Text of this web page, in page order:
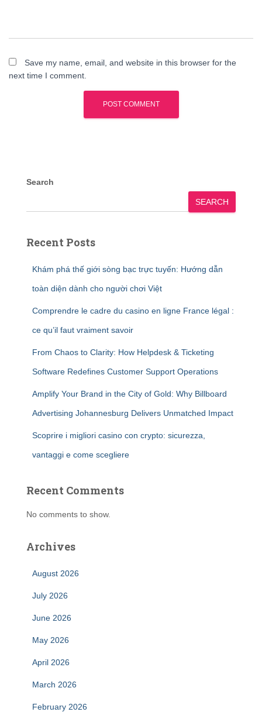
Save my name, email, and website in this browser for the
next time I comment.
Search
SEARCH
Recent Posts
Khám phá thế giới sòng bạc trực tuyến: Hướng dẫn
toàn diện dành cho người chơi Việt
Comprendre le cadre du casino en ligne France légal :
ce qu’il faut vraiment savoir
From Chaos to Clarity: How Helpdesk & Ticketing
Software Redefines Customer Support Operations
Amplify Your Brand in the City of Gold: Why Billboard
Advertising Johannesburg Delivers Unmatched Impact
Scoprire i migliori casino con crypto: sicurezza,
vantaggi e come scegliere
Recent Comments
No comments to show.
Archives
August 2026
July 2026
June 2026
May 2026
April 2026
March 2026
February 2026